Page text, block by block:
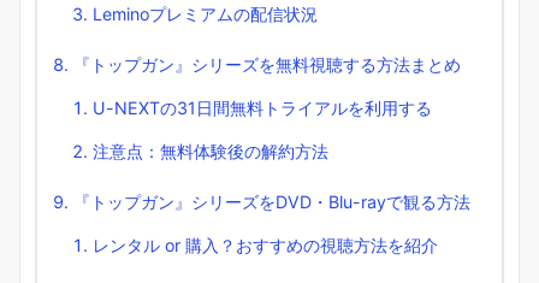
Leminoプレミアムの配信状況
『トップガン』シリーズを無料視聴する方法まとめ
U-NEXTの31日間無料トライアルを利用する
注意点：無料体験後の解約方法
『トップガン』シリーズをDVD・Blu-rayで観る方法
レンタル or 購入？おすすめの視聴方法を紹介